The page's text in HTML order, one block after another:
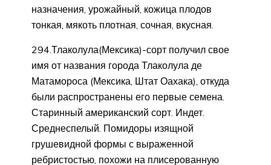
назначения, урожайный, кожица плодов
тонкая, мякоть плотная, сочная, вкусная.
294.Тлаколула(Мексика)-сорт получил свое
имя от названия города Тлаколула де
Матамороса (Мексика, Штат Оахака), откуда
были распространены его первые семена.
Старинный американский сорт. Индет.
Среднеспелый. Помидоры изящной
грушевидной формы с выраженной
ребристостью, похожи на плисерованную